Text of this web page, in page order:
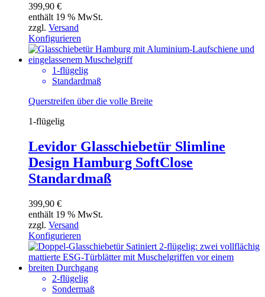
399,90 €
enthält 19 % MwSt.
zzgl. Versand
Konfigurieren
1-flügelig
Standardmaß
Querstreifen über die volle Breite
1-flügelig
Levidor Glasschiebetür Slimline
Design Hamburg SoftClose
Standardmaß
399,90 €
enthält 19 % MwSt.
zzgl. Versand
Konfigurieren
2-flügelig
Sondermaß